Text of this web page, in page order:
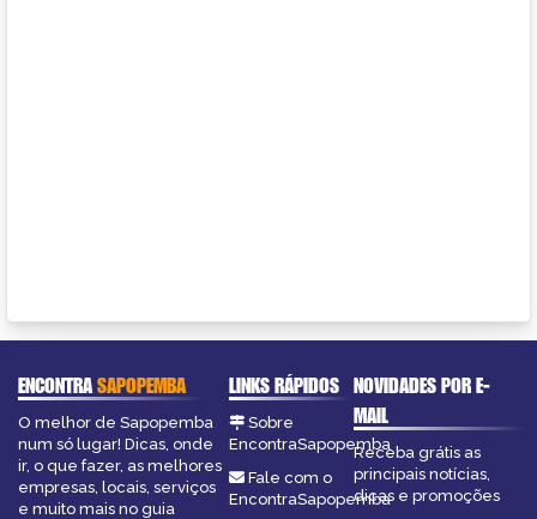
ENCONTRASAPOPEMBA
O melhor de Sapopemba
num só lugar! Dicas, onde
ir, o que fazer, as melhores
empresas, locais, serviços
e muito mais no guia
LINKS RÁPIDOS
Sobre
EncontraSapopemba
Fale com o
EncontraSapopemba
NOVIDADES POR E-
MAIL
Receba grátis as
principais notícias,
dicas e promoções